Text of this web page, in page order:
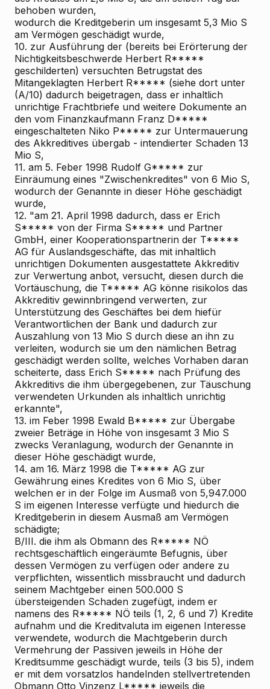
behoben wurden,
wodurch die Kreditgeberin um insgesamt 5,3 Mio S
am Vermögen geschädigt wurde,
10. zur Ausführung der (bereits bei Erörterung der
Nichtigkeitsbeschwerde Herbert R*****
geschilderten) versuchten Betrugstat des
Mitangeklagten Herbert R***** (siehe dort unter
(A/10) dadurch beigetragen, dass er inhaltlich
unrichtige Frachtbriefe und weitere Dokumente an
den vom Finanzkaufmann Franz D*****
eingeschalteten Niko P***** zur Untermauerung
des Akkreditives übergab - intendierter Schaden 13
Mio S,
11. am 5. Feber 1998 Rudolf G***** zur
Einräumung eines "Zwischenkredites" von 6 Mio S,
wodurch der Genannte in dieser Höhe geschädigt
wurde,
12. "am 21. April 1998 dadurch, dass er Erich
S***** von der Firma S***** und Partner
GmbH, einer Kooperationspartnerin der T*****
AG für Auslandsgeschäfte, das mit inhaltlich
unrichtigen Dokumenten ausgestattete Akkreditiv
zur Verwertung anbot, versucht, diesen durch die
Vortäuschung, die T***** AG könne risikolos das
Akkreditiv gewinnbringend verwerten, zur
Unterstützung des Geschäftes bei dem hiefür
Verantwortlichen der Bank und dadurch zur
Auszahlung von 13 Mio S durch diese an ihn zu
verleiten, wodurch sie um den nämlichen Betrag
geschädigt werden sollte, welches Vorhaben daran
scheiterte, dass Erich S***** nach Prüfung des
Akkreditivs die ihm übergegebenen, zur Täuschung
verwendeten Urkunden als inhaltlich unrichtig
erkannte",
13. im Feber 1998 Ewald B***** zur Übergabe
zweier Beträge in Höhe von insgesamt 3 Mio S
zwecks Veranlagung, wodurch der Genannte in
dieser Höhe geschädigt wurde,
14. am 16. März 1998 die T***** AG zur
Gewährung eines Kredites von 6 Mio S, über
welchen er in der Folge im Ausmaß von 5,947.000
S im eigenen Interesse verfügte und hiedurch die
Kreditgeberin in diesem Ausmaß am Vermögen
schädigte;
B/III. die ihm als Obmann des R***** NÖ
rechtsgeschäftlich eingeräumte Befugnis, über
dessen Vermögen zu verfügen oder andere zu
verpflichten, wissentlich missbraucht und dadurch
seinem Machtgeber einen 500.000 S
übersteigenden Schaden zugefügt, indem er
namens des R***** NÖ teils (1, 2, 6 und 7) Kredite
aufnahm und die Kreditvaluta im eigenen Interesse
verwendete, wodurch die Machtgeberin durch
Vermehrung der Passiven jeweils in Höhe der
Kreditsumme geschädigt wurde, teils (3 bis 5), indem
er mit dem vorsatzlos handelnden stellvertretenden
Obmann Otto Vinzenz L***** jeweils die